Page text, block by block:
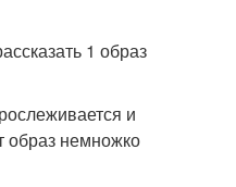
1 образ
и
образ немножко